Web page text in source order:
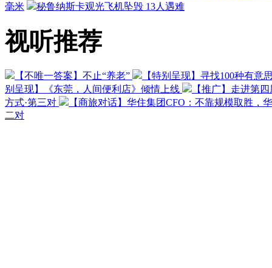
毫米
秘鲁纳斯卡观光飞机坠毁 13人遇难
视听推荐
【不唯一答案】不止“养老”
【特别呈现】寻找100种有意
别呈现】《东莞，人间便利店》倾情上线
【推广】走进第
方式·第三对
【商旅对话】华住集团CFO：不靠规模取胜，
二对